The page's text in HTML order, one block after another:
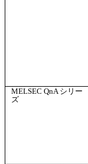
MELSEC QnA シリー
ズ